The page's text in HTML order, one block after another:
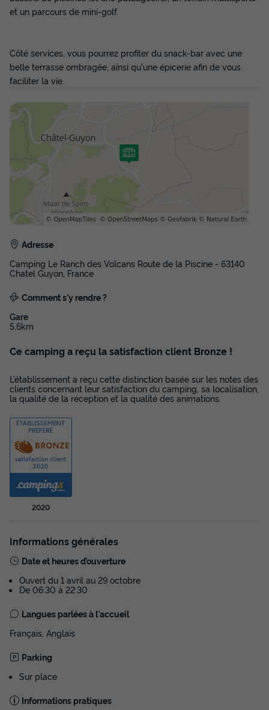
et un parcours de mini-golf.
Côté services, vous pourrez profiter du snack-bar avec une
belle terrasse ombragée, ainsi qu'une épicerie afin de vous
faciliter la vie.
Adresse
Camping Le Ranch des Volcans Route de la Piscine - 63140
Chatel Guyon, France
Comment s'y rendre ?
Gare
5,6km
Ce camping a reçu la satisfaction client Bronze !
L’établissement a reçu cette distinction basée sur les notes des
clients concernant leur satisfaction du camping, sa localisation,
la qualité de la réception et la qualité des animations.
2020
Informations générales
Date et heures d’ouverture
Ouvert du 1 avril au 29 octobre
De 06:30 à 22:30
Langues parlées à l'accueil
Français, Anglais
Parking
Sur place
Informations pratiques